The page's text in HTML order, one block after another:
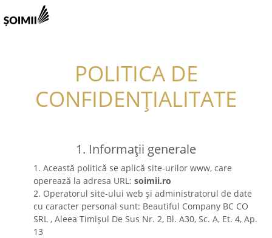
POLITICA DE
CONFIDENȚIALITATE
1. Informații generale
1. Această politică se aplică site-urilor www, care
operează la adresa URL: soimii.ro
2. Operatorul site-ului web și administratorul de date
cu caracter personal sunt: Beautiful Company BC CO
SRL , Aleea Timișul De Sus Nr. 2, Bl. A30, Sc. A, Et. 4, Ap.
13